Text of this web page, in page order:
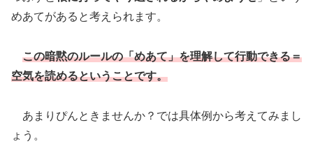
めあてがあると考えられます。
この暗黙のルールの「めあて」を理解して行動できる＝
空気を読めるということです。
あまりぴんときませんか？では具体例から考えてみまし
ょう。